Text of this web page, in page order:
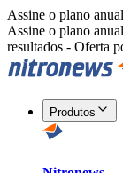
Assine o plano
Assine o plano
resultados - Oferta
Produtos